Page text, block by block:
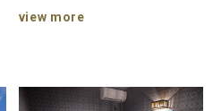
view more